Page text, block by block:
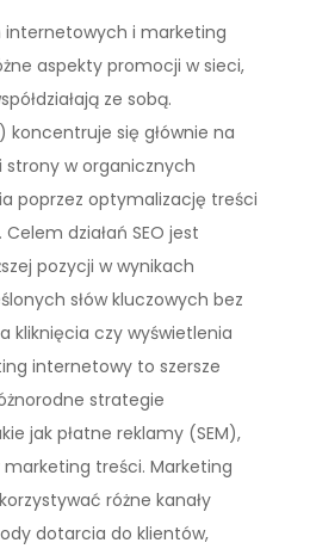
internetowych i marketing
aspekty promocji w sieci,
ze sobą.
koncentruje się głównie na
strony w organicznych
poprzez optymalizację treści
działań SEO jest
pozycji w wynikach
słów kluczowych bez
kliknięcia czy wyświetlenia
internetowy to szersze
strategie
jak płatne reklamy (SEM),
treści. Marketing
różne kanały
dotarcia do klientów,